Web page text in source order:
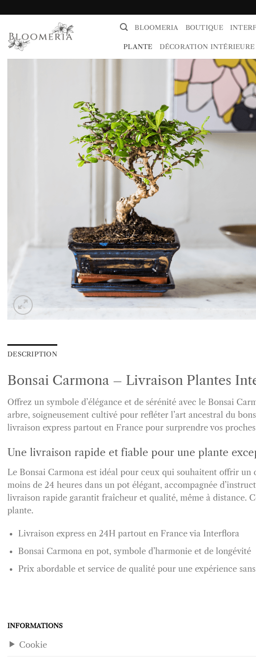
contenu
BLOOMERIA BOUTIQUE
PLANTE DÉCORATION INTÉRIEURE
DESCRIPTION
Bonsai Carmona – Livraison Plantes
Offrez un symbole d’élégance et de sérénité avec le Bonsai
arbre, soigneusement cultivé pour refléter l’art ancestral du
livraison express partout en France pour surprendre vos
Une livraison rapide et fiable pour une plante
Le Bonsai Carmona est idéal pour ceux qui souhaitent offrir
moins de 24 heures dans un pot élégant, accompagnée
livraison rapide garantit fraîcheur et qualité, même à distance.
plante.
Livraison express en 24H partout en France via Interflora
Bonsai Carmona en pot, symbole d’harmonie et de longévité
Prix abordable et service de qualité pour une expérience
INFORMATIONS
Cookie